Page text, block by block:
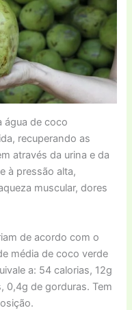
água de coco
recuperando as
através da urina e da
à pressão alta,
muscular, dores
de acordo com o
média de coco verde
a: 54 calorias, 12g
0,4g de gorduras. Tem